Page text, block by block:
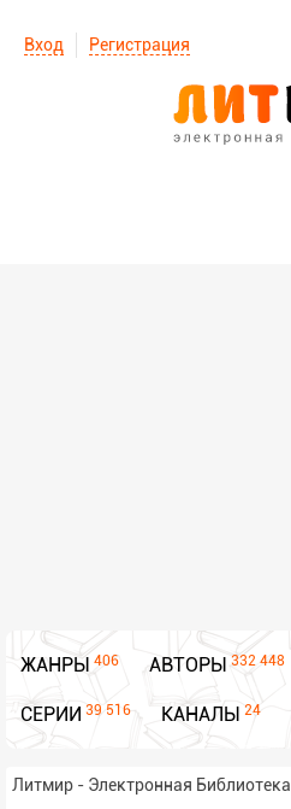
Вход Регистрация
ЖАНРЫ 406 АВТОРЫ 332 448
СЕРИИ 39 516 КАНАЛЫ 24
Литмир - Электронная Библиотека